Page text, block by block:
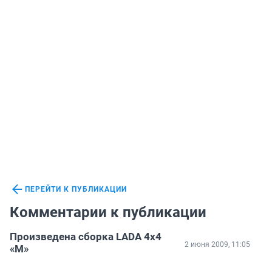
ПЕРЕЙТИ К ПУБЛИКАЦИИ
Комментарии к публикации
Произведена сборка LADA 4х4
«М»
2 июня 2009, 11:05